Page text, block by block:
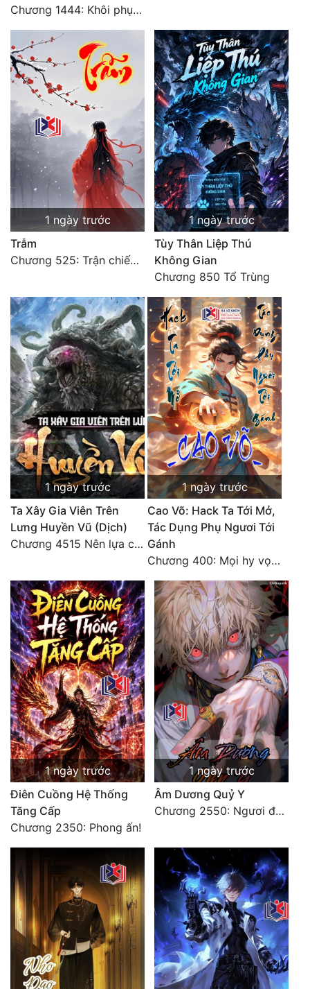
Tu Chân
Tu Tiên
Tội Phạm
Vô Địch
Võ Hiệp
Võng Du
Xuyên Không
Xuyên Nhanh
Xuyên Sách
Xuyên Thư
Đô Thị
Đông Phương
Đông Phương Huyền Huyễn
Đồng Nhân
Cẩu Đạo Trường Sinh
Ngự Thú
Truyện Nam
Truyện Nữ
Xây Dựng Thế Lực
Đam Mỹ
Đẹp
Đẹp Hiệp
Tính Cách Nhân Vật :
Cơ Trí
Sát Phạt Quyết Đoán
Vô Sỉ
Điềm Đạm
Chương 1444: Khôi phục quỹ đạo
1 ngày trước
Trẫm
Chương 525: Trận chiến tấn công phòng thủ Macao (2)
1 ngày trước
Tùy Thân Liệp Thú
Không Gian
Chương 850 Tổ Trùng
1 ngày trước
Ta Xây Gia Viên Trên
Lưng Huyền Vũ (Dịch)
Chương 4515 Nên lựa chọn như thế nào?
1 ngày trước
Cao Võ: Hack Ta Tới Mở,
Tác Dụng Phụ Ngươi Tới
Gánh
Chương 400: Mọi hy vọng đặt trên Tô Mặc!
1 ngày trước
Điên Cuồng Hệ Thống
Tăng Cấp
Chương 2350: Phong ấn!
1 ngày trước
Âm Dương Quỷ Y
Chương 2550: Ngươi đoán xem